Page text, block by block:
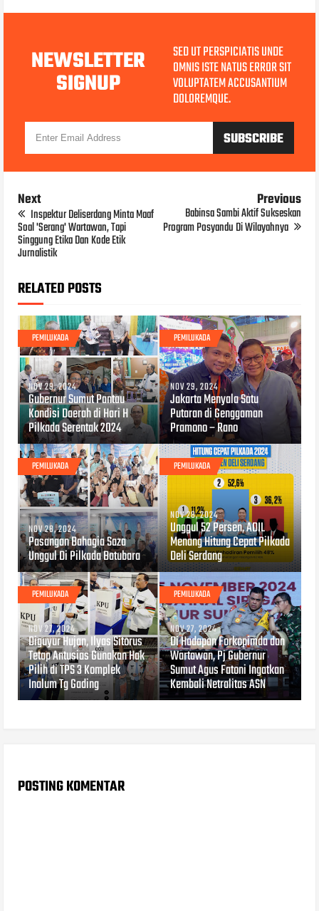
NEWSLETTER
SIGNUP
SED UT PERSPICIATIS UNDE
OMNIS ISTE NATUS ERROR SIT
VOLUPTATEM ACCUSANTIUM
DOLOREMQUE.
Next
Inspektur Deliserdang Minta Maaf
Soal 'Serang' Wartawan, Tapi
Singgung Etika Dan Kode Etik
Jurnalistik
Previous
Babinsa Sambi Aktif Sukseskan
Program Posyandu Di Wilayahnya
RELATED POSTS
PEMILUKADA
NOV 29, 2024
Gubernur Sumut Pantau
Kondisi Daerah di Hari H
Pilkada Serentak 2024
PEMILUKADA
NOV 29, 2024
Jakarta Menyala Satu
Putaran di Genggaman
Pramono – Rano
PEMILUKADA
NOV 28, 2024
Pasangan Bahagia Saza
Unggul Di Pilkada Batubara
PEMILUKADA
NOV 28, 2024
Unggul 52 Persen, ADIL
Menang Hitung Cepat Pilkada
Deli Serdang
PEMILUKADA
NOV 27, 2024
Diguyur Hujan, Ilyas Sitorus
Tetap Antusias Gunakan Hak
Pilih di TPS 3 Komplek
Inalum Tg Gading
PEMILUKADA
NOV 27, 2024
Di Hadapan Forkopimda dan
Wartawan, Pj Gubernur
Sumut Agus Fatoni Ingatkan
Kembali Netralitas ASN
POSTING KOMENTAR